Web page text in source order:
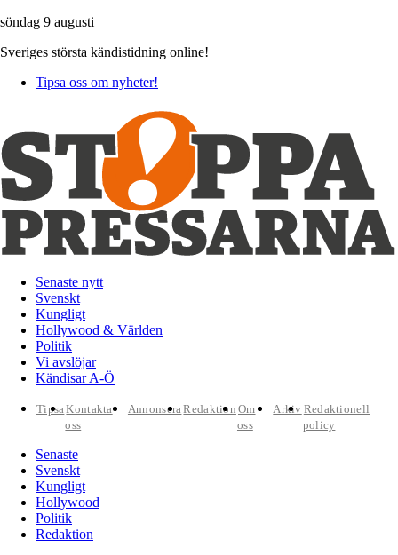
söndag 9 augusti
Sveriges största kändistidning online!
Tipsa oss om nyheter!
Senaste nytt
Svenskt
Kungligt
Hollywood & Världen
Politik
Vi avslöjar
Kändisar A-Ö
TipsaKontakta
oss
AnnonseraRedaktion Om
oss
Arkiv Redaktionell
policy
Senaste
Svenskt
Kungligt
Hollywood
Politik
Redaktion